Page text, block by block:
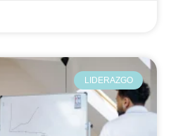
LIDERAZGO